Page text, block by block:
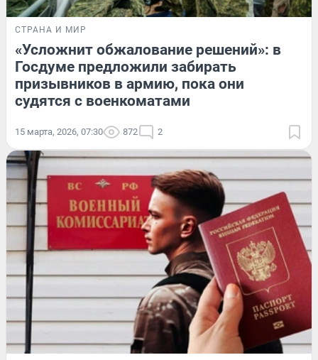
СТРАНА И МИР
«Усложнит обжалование решений»: в
Госдуме предложили забирать
призывников в армию, пока они
судятся с военкоматами
15 марта, 2026, 07:30 872 2